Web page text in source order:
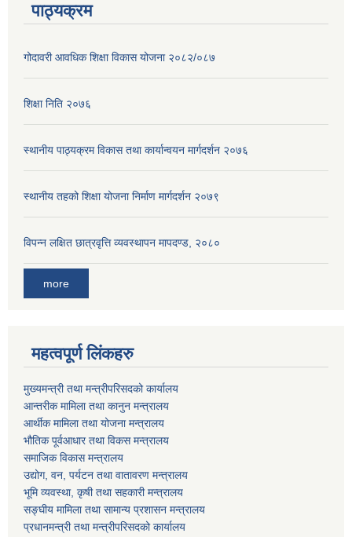
पाठ्यक्रम
गोदावरी आवधिक शिक्षा विकास योजना २०८२/०८७
शिक्षा निति २०७६
स्थानीय पाठ्यक्रम विकास तथा कार्यान्वयन मार्गदर्शन २०७६
स्थानीय तहको शिक्षा योजना निर्माण मार्गदर्शन २०७९
विपन्न लक्षित छात्रवृत्ति व्यवस्थापन मापदण्ड, २०८०
more
महत्वपूर्ण लिंकहरु
मुख्यमन्त्री तथा मन्त्रीपरिसदको कार्यालय
आन्तरीक मामिला तथा कानुन मन्त्रालय
आर्थीक मामिला तथा योजना मन्त्रालय
भौतिक पूर्वआधार तथा विकस मन्त्रालय
समाजिक विकास मन्त्रालय
उद्योग, वन, पर्यटन तथा वातावरण मन्त्रालय
भूमि व्यवस्था, कृषी तथा सहकारी मन्त्रालय
सङ्घीय मामिला तथा सामान्य प्रशासन मन्त्रालय
प्रधानमन्त्री तथा मन्त्रीपरिसदको कार्यालय